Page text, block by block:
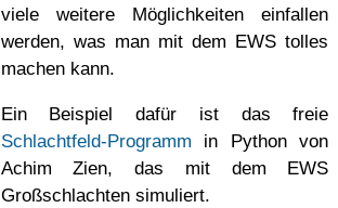
viele weitere Möglichkeiten einfallen
werden, was man mit dem EWS tolles
machen kann.
Ein Beispiel dafür ist das freie
Schlachtfeld-Programm in Python von
Achim Zien, das mit dem EWS
Großschlachten simuliert.